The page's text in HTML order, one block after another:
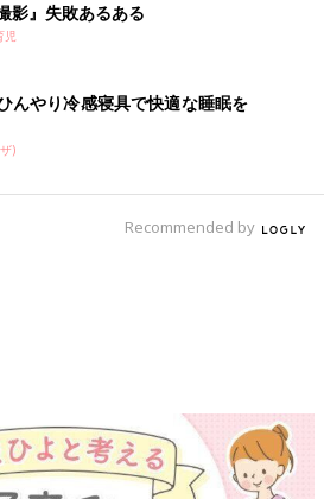
影』失敗あるある
児
んやり冷感寝具で快適な睡眠を
)
Recommended by